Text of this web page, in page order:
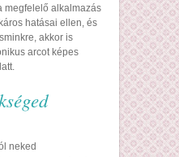
megfelelő alkalmazás
hatásai ellen, és
akkor is
arcot képes
neked